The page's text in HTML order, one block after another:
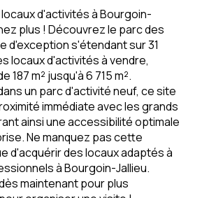
d'activités à Bourgoin-
plus ! Découvrez le parc des
d'exception s'étendant sur 31
locaux d'activités à vendre,
187 m² jusqu'à 6 715 m².
un parc d'activité neuf, ce site
immédiate avec les grands
ainsi une accessibilité optimale
Ne manquez pas cette
d'acquérir des locaux adaptés à
à Bourgoin-Jallieu.
maintenant pour plus